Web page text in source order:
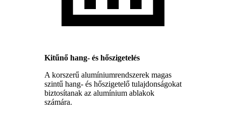
Kitűnő hang- és hőszigetelés
A korszerű alumíniumrendszerek magas
szintű hang- és hőszigetelő tulajdonságokat
biztosítanak az alumínium ablakok
számára.